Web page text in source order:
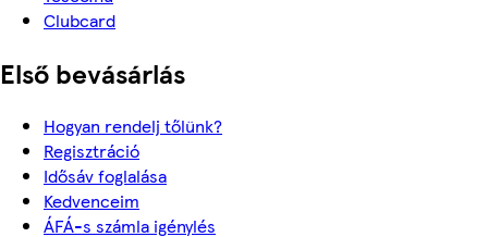
Clubcard
Első bevásárlás
Hogyan rendelj tőlünk?
Regisztráció
Idősáv foglalása
Kedvenceim
ÁFÁ-s számla igénylés